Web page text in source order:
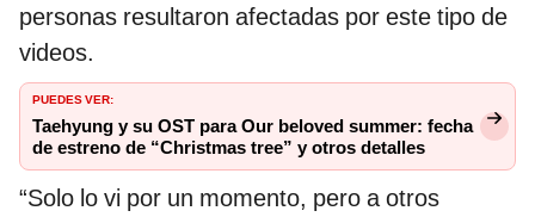
personas resultaron afectadas por este tipo de
videos.
PUEDES VER:
Taehyung y su OST para Our beloved summer: fecha
de estreno de “Christmas tree” y otros detalles
“Solo lo vi por un momento, pero a otros